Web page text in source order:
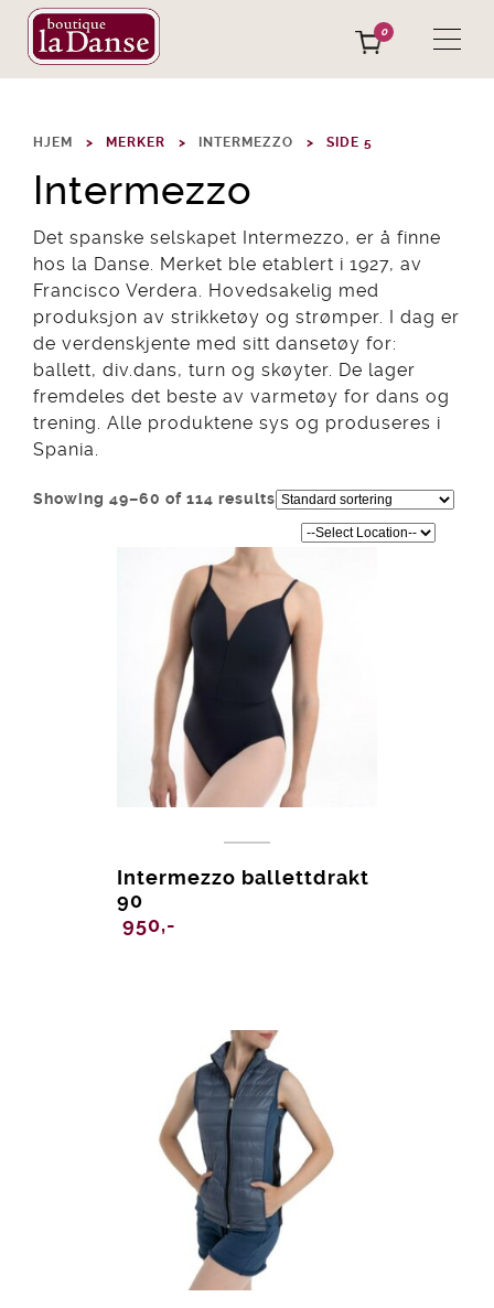
0
HJEM MERKER INTERMEZZO SIDE 5
Intermezzo
Det spanske selskapet Intermezzo, er å finne
hos la Danse. Merket ble etablert i 1927, av
Francisco Verdera. Hovedsakelig med
produksjon av strikketøy og strømper. I dag er
de verdenskjente med sitt dansetøy for:
ballett, div.dans, turn og skøyter. De lager
fremdeles det beste av varmetøy for dans og
trening. Alle produktene sys og produseres i
Spania.
Showing 49–60 of 114 results
Intermezzo ballettdrakt
90
950,-